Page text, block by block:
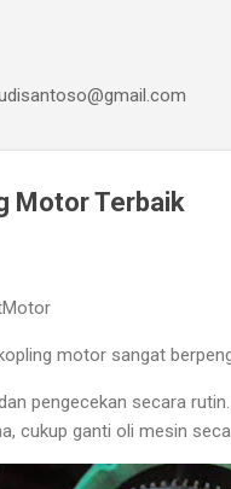
Motor Terbaik
motor sangat
pengecekan secara
cukup ganti oli mesin